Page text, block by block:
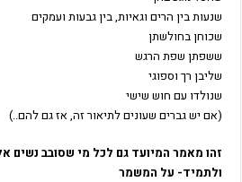
שנעות בין הרים וגאיות, בין גבעות ועמקים
שכוחן בחולשתן
ששפתן שפת הרגש
שליבן רך וספוגי
שנולדו עם חוש שישי
(אם יש גברים שעונים לתיאור זה, אז גם להם..)
זהו מאמר המיועד גם לכל מי שסובב נשים
ולתמיד- על המשמר